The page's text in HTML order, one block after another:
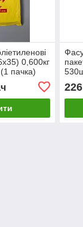
0,600кг
пачка)